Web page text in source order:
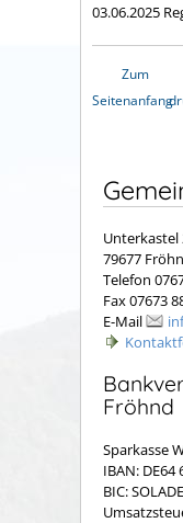
03.06.2025
Zum
Seitenanfang
Unterkastel
79677
Telefon
Fax 07673
E-Mail
Fröhnd
Sparkasse
IBAN: DE64
BIC: